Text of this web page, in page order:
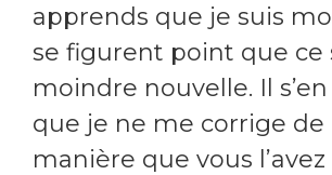
apprends que je suis
se figurent point que ce
moindre nouvelle. Il
que je ne me corrige de
manière que vous